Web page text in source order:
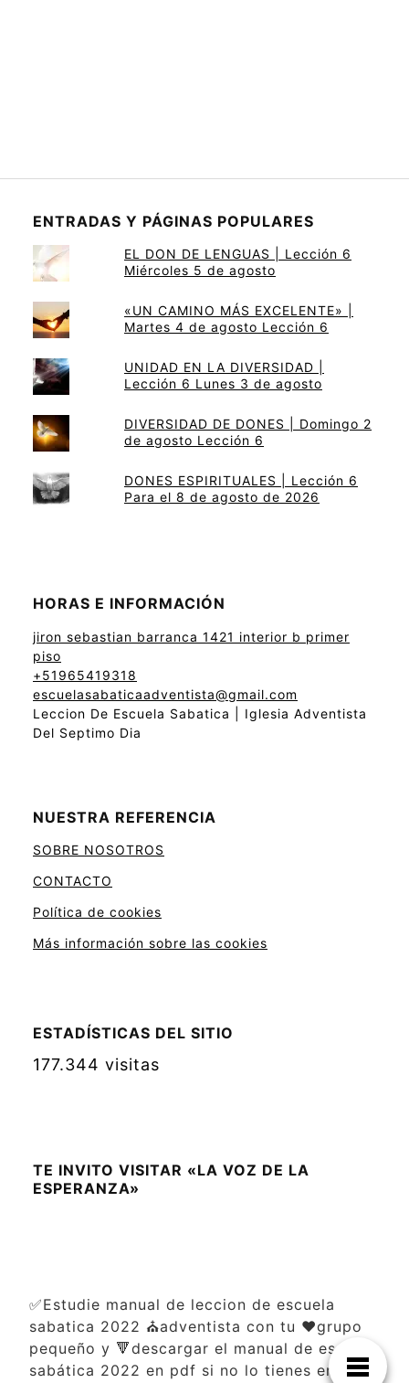
ENTRADAS Y PÁGINAS POPULARES
EL DON DE LENGUAS | Lección 6
Miércoles 5 de agosto
«UN CAMINO MÁS EXCELENTE» |
Martes 4 de agosto Lección 6
UNIDAD EN LA DIVERSIDAD |
Lección 6 Lunes 3 de agosto
DIVERSIDAD DE DONES | Domingo 2
de agosto Lección 6
DONES ESPIRITUALES | Lección 6
Para el 8 de agosto de 2026
HORAS E INFORMACIÓN
jiron sebastian barranca 1421 interior b primer
piso
+51965419318
escuelasabaticaadventista@gmail.com
Leccion De Escuela Sabatica | Iglesia Adventista
Del Septimo Dia
NUESTRA REFERENCIA
SOBRE NOSOTROS
CONTACTO
Política de cookies
Más información sobre las cookies
ESTADÍSTICAS DEL SITIO
177.344 visitas
TE INVITO VISITAR «LA VOZ DE LA
ESPERANZA»
✅Estudie manual de leccion de escuela
sabatica 2022 ⛪adventista con tu ❤️grupo
pequeño y 🔻descargar el manual de escuela
sabática 2022 en pdf si no lo tienes en